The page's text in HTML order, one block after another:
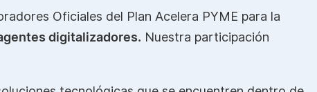
Oficiales del Plan Acelera PYME para la
digitalizadores. Nuestra participación